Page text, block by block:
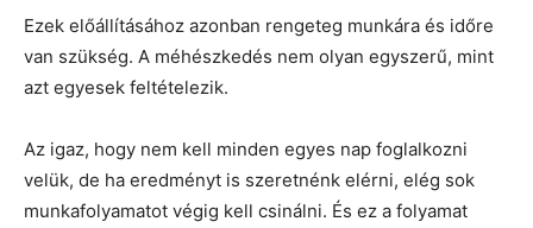
Ezek előállításához azonban rengeteg munkára és időre
van szükség. A méhészkedés nem olyan egyszerű, mint
azt egyesek feltételezik.
Az igaz, hogy nem kell minden egyes nap foglalkozni
velük, de ha eredményt is szeretnénk elérni, elég sok
munkafolyamatot végig kell csinálni. És ez a folyamat